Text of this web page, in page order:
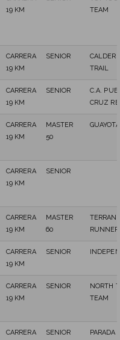
19 KM
TEAM
CARRERA
19 KM
SENIOR
TRAIL
CARRERA
19 KM
SENIOR
C.A.
CRUZ
CARRERA
19 KM
MASTER
50
CARRERA
19 KM
SENIOR
CARRERA
19 KM
MASTER
60
CARRERA
19 KM
SENIOR
CARRERA
19 KM
SENIOR
NORTH
TEAM
CARRERA
SENIOR PARADA